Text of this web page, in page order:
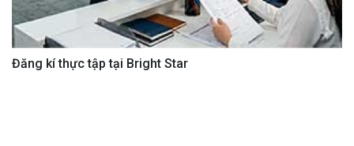
Đăng kí thực tập tại Bright Star